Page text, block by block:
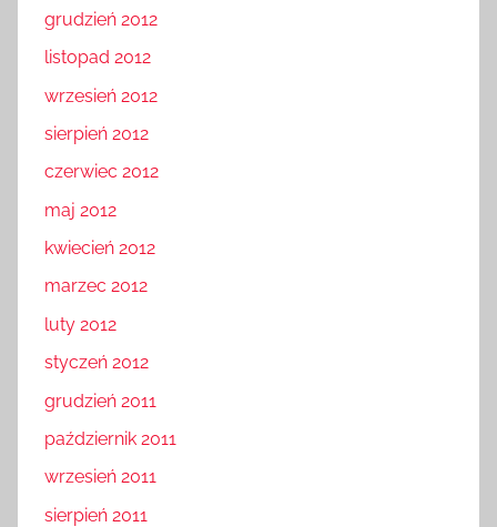
grudzień 2012
listopad 2012
wrzesień 2012
sierpień 2012
czerwiec 2012
maj 2012
kwiecień 2012
marzec 2012
luty 2012
styczeń 2012
grudzień 2011
październik 2011
wrzesień 2011
sierpień 2011